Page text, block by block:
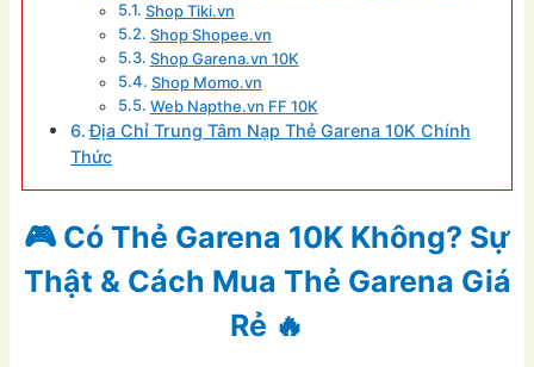
Shop Tiki.vn
Shop Shopee.vn
Shop Garena.vn 10K
Shop Momo.vn
Web Napthe.vn FF 10K
Địa Chỉ Trung Tâm Nạp Thẻ Garena 10K Chính
Thức
🎮 Có Thẻ Garena 10K Không? Sự
Thật & Cách Mua Thẻ Garena Giá
Rẻ 🔥